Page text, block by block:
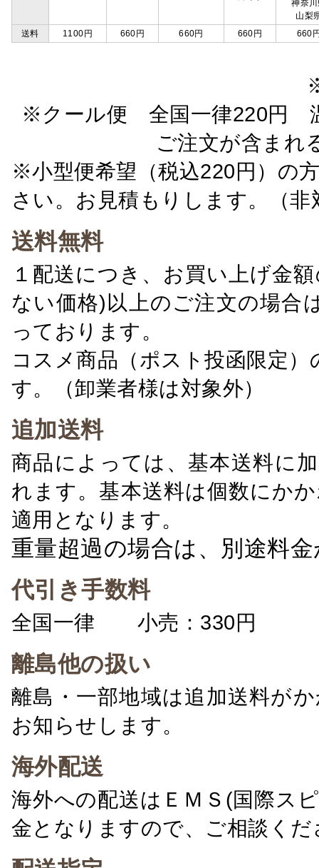
神奈
山梨
送料
1100円 660円 660円 660円 660
※クール便 全国一律220円
ご注文が含ま
※小型便希望（税込220円）の
さい。お見積もりします。（非
送料無料
１配送につき、お買い上げ金
ない価格)以上のご注文の場合
っております。
コスメ商品（ポスト投函限定
す。（卸業者様は対象外）
追加送料
商品によっては、基本送料に
れます。基本送料は個数にか
適用となります。
重量超過の場合は、別途料
代引き手数料
全国一律 小売：330円 卸
離島他の扱い
離島・一部地域は追加送料が
お知らせします。
海外配送
海外への配送はＥＭＳ(国際ス
金となりますので、ご相談くだ